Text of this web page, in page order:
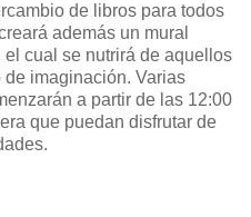
de libros para todos
además un mural
cual se nutrirá de aquellos
imaginación. Varias
a partir de las 12:00
que puedan disfrutar de